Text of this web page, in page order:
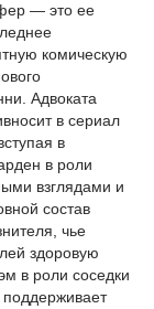
— это ее
комическую
Адвоката
в сериал
в
в роли
взглядами и
состав
чье
здоровую
в роли соседки